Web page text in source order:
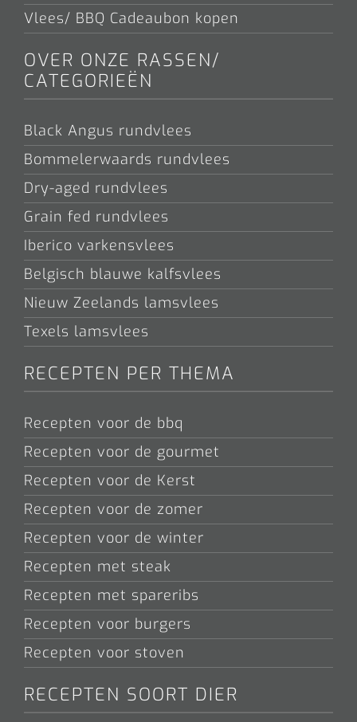
Vlees/ BBQ Cadeaubon kopen
OVER ONZE RASSEN/
CATEGORIEËN
Black Angus rundvlees
Bommelerwaards rundvlees
Dry-aged rundvlees
Grain fed rundvlees
Iberico varkensvlees
Belgisch blauwe kalfsvlees
Nieuw Zeelands lamsvlees
Texels lamsvlees
RECEPTEN PER THEMA
Recepten voor de bbq
Recepten voor de gourmet
Recepten voor de Kerst
Recepten voor de zomer
Recepten voor de winter
Recepten met steak
Recepten met spareribs
Recepten voor burgers
Recepten voor stoven
RECEPTEN SOORT DIER